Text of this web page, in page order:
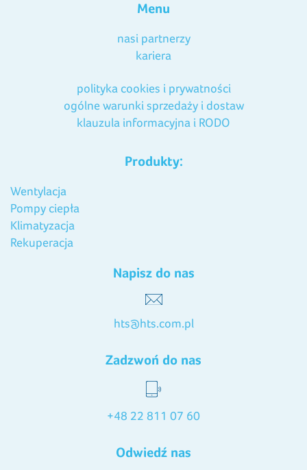
Menu
nasi partnerzy
kariera
polityka cookies i prywatności
ogólne warunki sprzedaży i dostaw
klauzula informacyjna i RODO
Produkty:
Wentylacja
Pompy ciepła
Klimatyzacja
Rekuperacja
Napisz do nas
hts@hts.com.pl
Zadzwoń do nas
+48 22 811 07 60
Odwiedź nas